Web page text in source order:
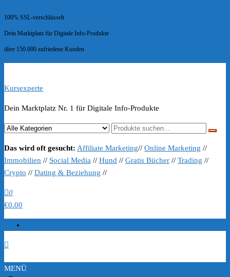
100% SSL-verschlüsselt
Dein Marktplatz für Digitale Info-Produkte
über 150.000 zufriedene Kunden
Kursexperte
Dein Marktplatz Nr. 1 für Digitale Info-Produkte
Das wird oft gesucht: Affiliate Marketing// Online Marketing //
Immobilien // Social Media // Hund // Gratis Bücher // Trading //
Crypto // Dating & Beziehung //
0
€0.00
MENÜ